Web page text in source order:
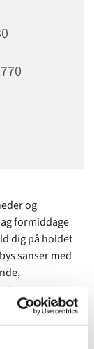
og
formiddage
dig på holdet
sanser med
og
fællesskab.